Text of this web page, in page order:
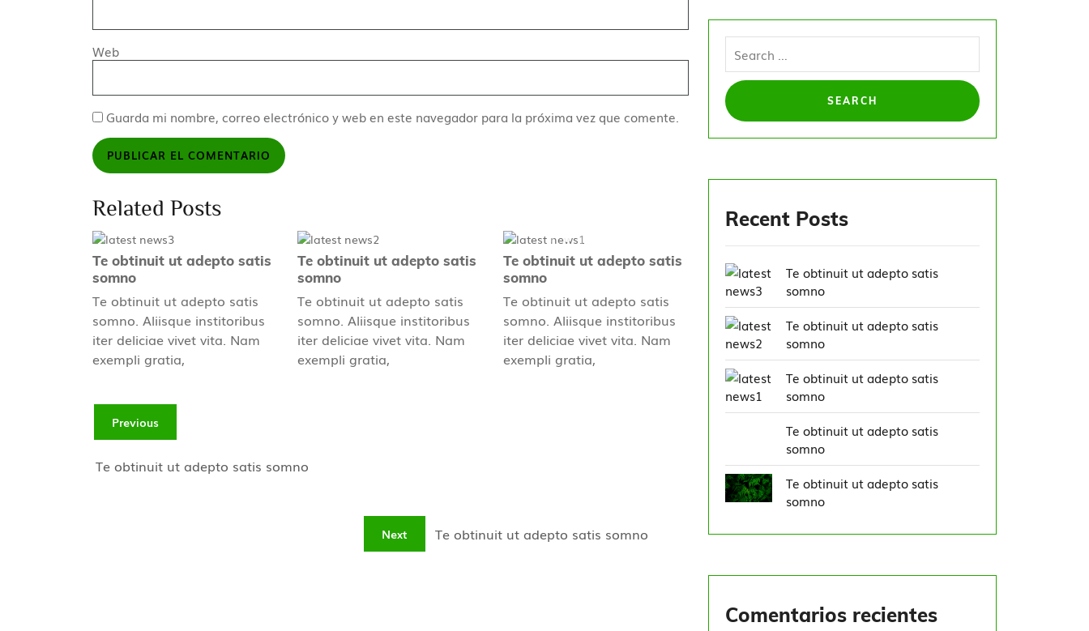
Web
Guarda mi nombre, correo electrónico y web en este navegador para la próxima vez que comente.
Related Posts
Te obtinuit ut adepto satis
somno
Te obtinuit ut adepto satis
somno. Aliisque institoribus
iter deliciae vivet vita. Nam
exempli gratia,
Te obtinuit ut adepto satis
somno
Te obtinuit ut adepto satis
somno. Aliisque institoribus
iter deliciae vivet vita. Nam
exempli gratia,
Te obtinuit ut adepto satis
somno
Te obtinuit ut adepto satis
somno. Aliisque institoribus
iter deliciae vivet vita. Nam
exempli gratia,
Previous
Te obtinuit ut adepto satis somno
Next Te obtinuit ut adepto satis somno
Recent Posts
Te obtinuit ut adepto satis
somno
Te obtinuit ut adepto satis
somno
Te obtinuit ut adepto satis
somno
Te obtinuit ut adepto satis
somno
Te obtinuit ut adepto satis
somno
Comentarios recientes